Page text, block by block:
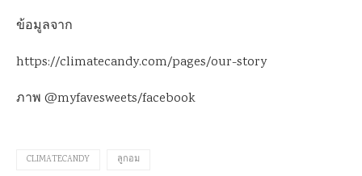
ข้อมูลจาก
https://climatecandy.com/pages/our-story
ภาพ @myfavesweets/facebook
CLIMATECANDY ลูกอม